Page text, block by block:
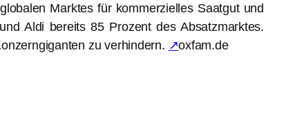
Marktes für kommerzielles Saatgut und
Aldi bereits 85 Prozent des Absatzmarktes.
zu verhindern. ↗oxfam.de